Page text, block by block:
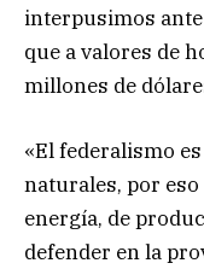
interpusimos
que a valores de
millones de
«El federalismo
naturales, por
energía, de
defender en la